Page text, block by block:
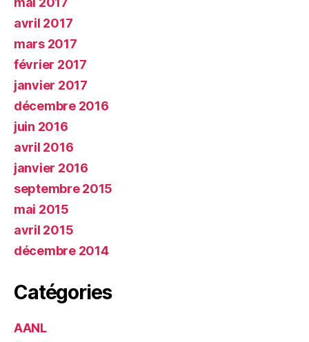
avril 2017
mars 2017
février 2017
janvier 2017
décembre 2016
juin 2016
avril 2016
janvier 2016
septembre 2015
mai 2015
avril 2015
décembre 2014
Catégories
AANL